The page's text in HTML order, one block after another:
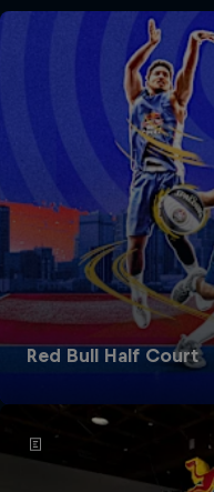
Red Bull Half Court